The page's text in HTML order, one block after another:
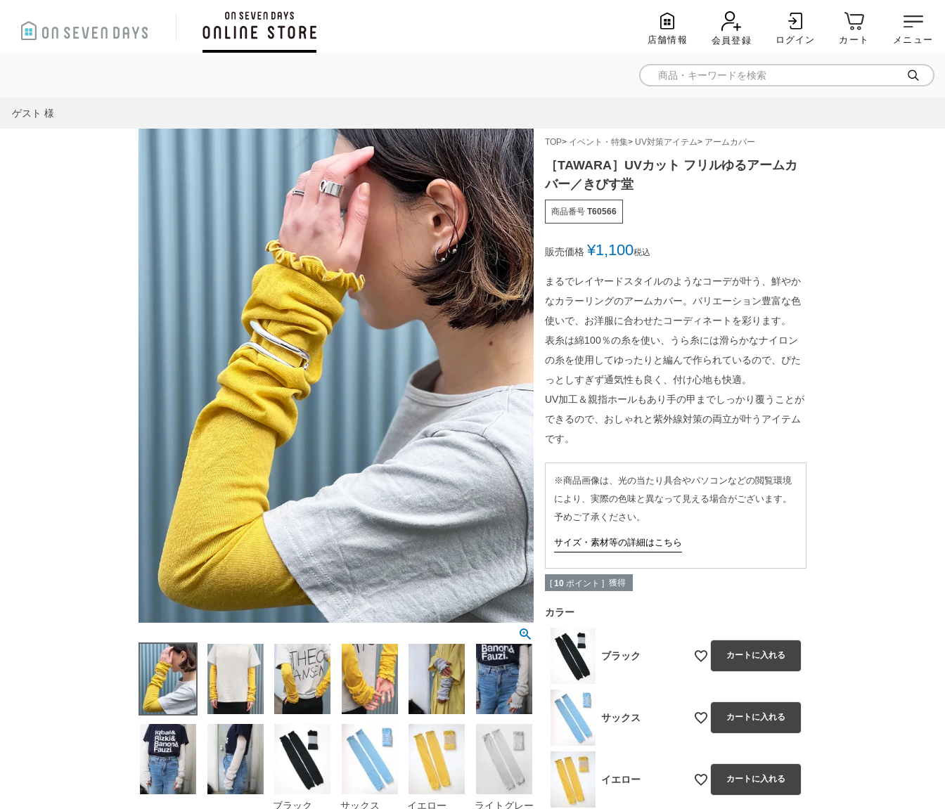
店舗情報 会員登録 ログイン カート メニュー
ゲスト 様
ブラック サックス イエロー ライトグレー
TOP イベント・特集 UV対策アイテム アームカバー
［TAWARA］UVカット フリルゆるアームカ
バー／きびす堂
商品番号 T60566
販売価格 ¥1,100税込
まるでレイヤードスタイルのようなコーデが叶う、鮮やか
なカラーリングのアームカバー。バリエーション豊富な色
使いで、お洋服に合わせたコーディネートを彩ります。
表糸は綿100％の糸を使い、うら糸には滑らかなナイロン
の糸を使用してゆったりと編んで作られているので、ぴた
っとしすぎず通気性も良く、付け心地も快適。
UV加工＆親指ホールもあり手の甲までしっかり覆うことが
できるので、おしゃれと紫外線対策の両立が叶うアイテム
です。
※商品画像は、光の当たり具合やパソコンなどの閲覧環境
により、実際の色味と異なって見える場合がございます。
予めご了承ください。
サイズ・素材等の詳細はこちら
[ 10 ポイント ] 獲得
カラー
ブラック カートに入れる
サックス カートに入れる
イエロー カートに入れる